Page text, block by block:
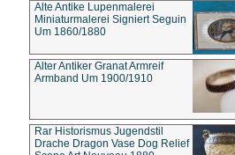
Alte Antike Lupenmalerei
Miniaturmalerei Signiert Seguin
Um 1860/1880
Alter Antiker Granat Armreif
Armband Um 1900/1910
Rar Historismus Jugendstil
Drache Dragon Vase Dog Relief